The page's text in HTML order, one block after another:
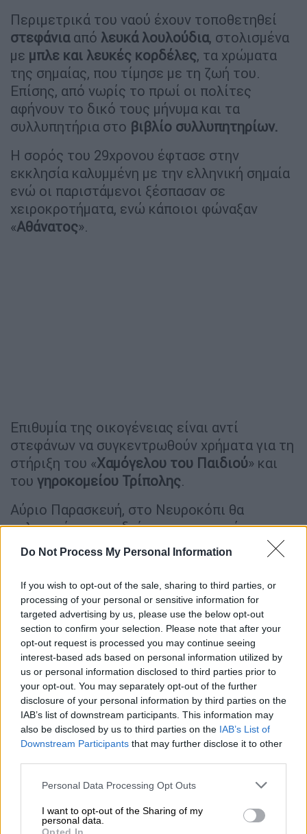
Do Not Process My Personal Information
If you wish to opt-out of the sale, sharing to third parties, or
processing of your personal or sensitive information for
targeted advertising by us, please use the below opt-out
section to confirm your selection. Please note that after your
opt-out request is processed you may continue seeing
interest-based ads based on personal information utilized by
us or personal information disclosed to third parties prior to
your opt-out. You may separately opt-out of the further
disclosure of your personal information by third parties on the
IAB’s list of downstream participants. This information may
also be disclosed by us to third parties on the IAB’s List of
Downstream Participants that may further disclose it to other
Please note that this website/app uses one or more Google
not limited to your visit or usage behaviour. You may click to
grant or deny consent to Google and its third-party tags to
Personal Data Processing Opt Outs
I want to opt-out of the Sharing of my
personal data.
Περιμετρικά του ναού έχουν τοποθετηθεί
στεφάνιααπό λευκά λουλούδια, στολισμένα
με μπλε και λευκές κορδέλες, τα χρώματα
της σημαίας, που τίμησε με τη ζωή του.
Επίσης, από νωρίς το πρωί οι πολίτες
αφήνουν το δικό τους μήνυμα και τα
συλλυπητήρια στο βιβλίο συλλυπητηρίων.
Η σορός του 29χρονου έφτασε στην
εκκλησία καλυμμένη με την ελληνική σημαία
ενώ οι παριστάμενοι ξέσπασαν σε
χειροκροτήματα, ενώ κάποιοι φώναξαν
«Αθάνατος».
Επιθυμία της οικογένειας είναι αντί
στεφάνων να συγκεντρωθούν χρήματα για τη
στήριξη του «Χαμόγελου του Παιδιού» και
του γηροκομείου Τρίπολης.
Αύριο Παρασκευή, στο Νευροκόπι θα
τελεστεί και η κηδεία του σμηναγού
Ευστάθιου Τσιτλακίδη, του 31χρονου
κυβερνήτη του μαχητικού που κατέπεσε. Την
κυβέρνηση θα εκπροσωπήσει ο Υπουργός
Εθνικής Άμυνας, Νίκος Παναγιωτόπουλος.
Στο Νευροκόπι θα μεταβεί για να παραστεί
στην κηδεία του σμηναγού και η Πρόεδρος
της Δημοκρατίας.
Τιμητική προαγωγή στον βαθμό του
αντιπτεράρχου
Την ίδια ώρα, κατόπιν εισήγησης του
Αρχηγού ΓΕΕΘΑ, ΣτρατηγούΚωνσταντίνου
Φλώρου, το Συμβούλιο Αρχηγών Γενικών
Επιτελείων σε έκτακτη – δια περιφοράς
αποφάσισε την προαγωγή του σμηναγού